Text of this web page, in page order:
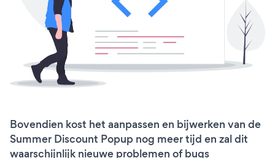
Bovendien kost het aanpassen en bijwerken van de
Summer Discount Popup nog meer tijd en zal dit
waarschijnlijk nieuwe problemen of bugs